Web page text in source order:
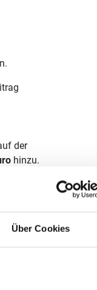
Über Cookies
der
hinzu.